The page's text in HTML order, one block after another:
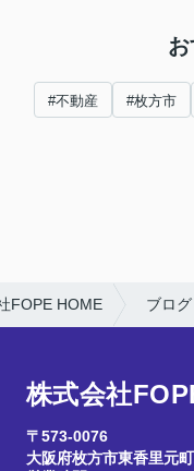
#不動産 #枚方市
FOPE HOME ブログ
株式会社
〒573-0076
大阪府枚方市東香里元